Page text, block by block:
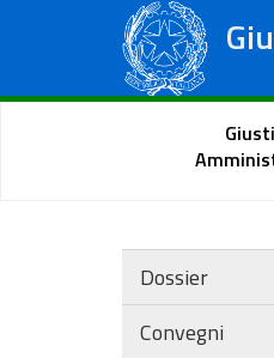
Dossier
Convegni